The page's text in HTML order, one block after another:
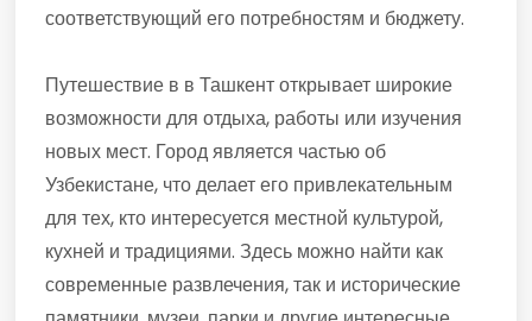
соответствующий его потребностям и бюджету.
Путешествие в в Ташкент открывает широкие
возможности для отдыха, работы или изучения
новых мест. Город является частью об
Узбекистане, что делает его привлекательным
для тех, кто интересуется местной культурой,
кухней и традициями. Здесь можно найти как
современные развлечения, так и исторические